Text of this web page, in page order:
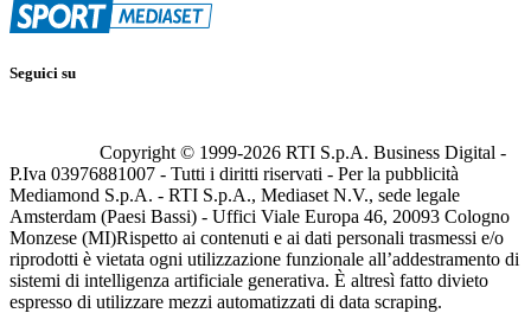
Seguici su
Copyright © 1999-2026 RTI S.p.A. Business Digital -
P.Iva 03976881007 - Tutti i diritti riservati - Per la pubblicità
Mediamond S.p.A. - RTI S.p.A., Mediaset N.V., sede legale
Amsterdam (Paesi Bassi) - Uffici Viale Europa 46, 20093 Cologno
Monzese (MI)Rispetto ai contenuti e ai dati personali trasmessi e/o
riprodotti è vietata ogni utilizzazione funzionale all’addestramento di
sistemi di intelligenza artificiale generativa. È altresì fatto divieto
espresso di utilizzare mezzi automatizzati di data scraping.